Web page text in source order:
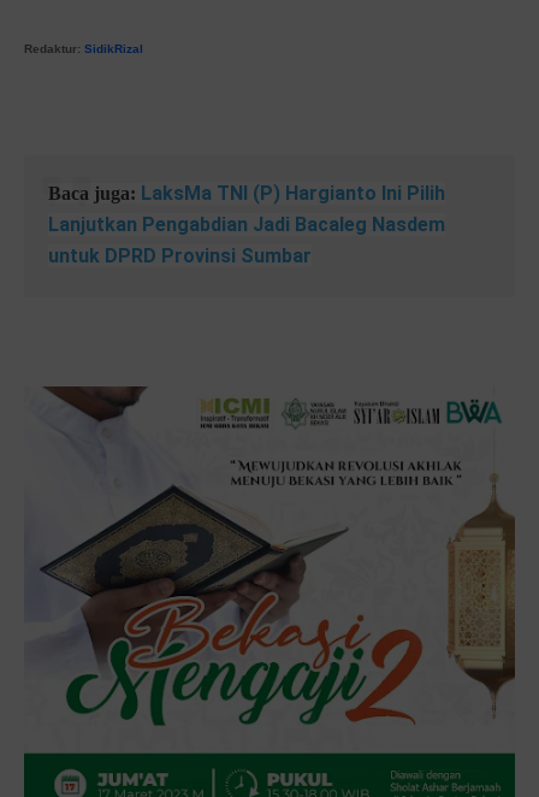
Redaktur: SidikRizal
Baca juga: LaksMa TNI (P) Hargianto Ini Pilih
Lanjutkan Pengabdian Jadi Bacaleg Nasdem
untuk DPRD Provinsi Sumbar